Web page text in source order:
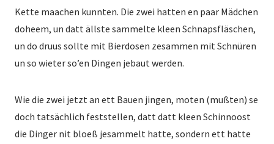
Kette maachen kunnten. Die zwei hatten en paar Mädchen
doheem, un datt ällste sammelte kleen Schnapsfläschen,
un do druus sollte mit Bierdosen zesammen mit Schnüren
un so wieter so’en Dingen jebaut werden.
Wie die zwei jetzt an ett Bauen jingen, moten (mußten) se
doch tatsächlich feststellen, datt datt kleen Schinnoost
die Dinger nit bloeß jesammelt hatte, sondern ett hatte